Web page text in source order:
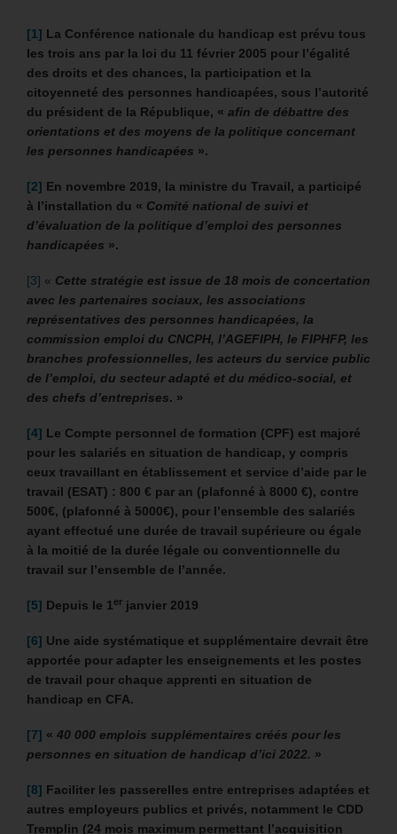
[1] La Conférence nationale du handicap est prévu tous
les trois ans par la loi du 11 février 2005 pour l’égalité
des droits et des chances, la participation et la
citoyenneté des personnes handicapées, sous l’autorité
du président de la République, « afin de débattre des
orientations et des moyens de la politique concernant
les personnes handicapées ».
[2] En novembre 2019, la ministre du Travail, a participé
à l’installation du « Comité national de suivi et
d’évaluation de la politique d’emploi des personnes
handicapées ».
[3] « Cette stratégie est issue de 18 mois de concertation
avec les partenaires sociaux, les associations
représentatives des personnes handicapées, la
commission emploi du CNCPH, l’AGEFIPH, le FIPHFP, les
branches professionnelles, les acteurs du service public
de l’emploi, du secteur adapté et du médico-social, et
des chefs d’entreprises. »
[4] Le Compte personnel de formation (CPF) est majoré
pour les salariés en situation de handicap, y compris
ceux travaillant en établissement et service d’aide par le
travail (ESAT) : 800 € par an (plafonné à 8000 €), contre
500€, (plafonné à 5000€), pour l’ensemble des salariés
ayant effectué une durée de travail supérieure ou égale
à la moitié de la durée légale ou conventionnelle du
travail sur l’ensemble de l’année.
[5] Depuis le 1 er janvier 2019
[6] Une aide systématique et supplémentaire devrait être
apportée pour adapter les enseignements et les postes
de travail pour chaque apprenti en situation de
handicap en CFA.
[7] « 40 000 emplois supplémentaires créés pour les
personnes en situation de handicap d’ici 2022. »
[8] Faciliter les passerelles entre entreprises adaptées et
autres employeurs publics et privés, notamment le CDD
Tremplin (24 mois maximum permettant l’acquisition